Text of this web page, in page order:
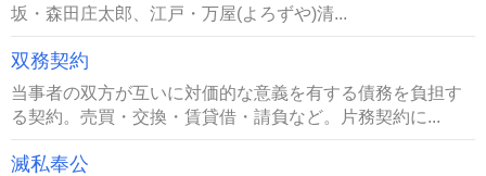
坂・森田庄太郎、江戸・万屋(よろずや)清...
双務契約
当事者の双方が互いに対価的な意義を有する債務を負担す
る契約。売買・交換・賃貸借・請負など。片務契約に...
滅私奉公